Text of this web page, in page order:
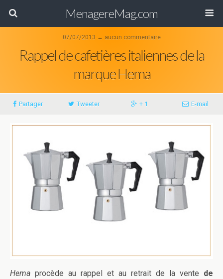
MenagereMag.com
07/07/2013 ↔ aucun commentaire
Rappel de cafetières italiennes de la
marque Hema
Partager Tweeter + 1 E-mail
Hema procède au rappel et au retrait de la vente de